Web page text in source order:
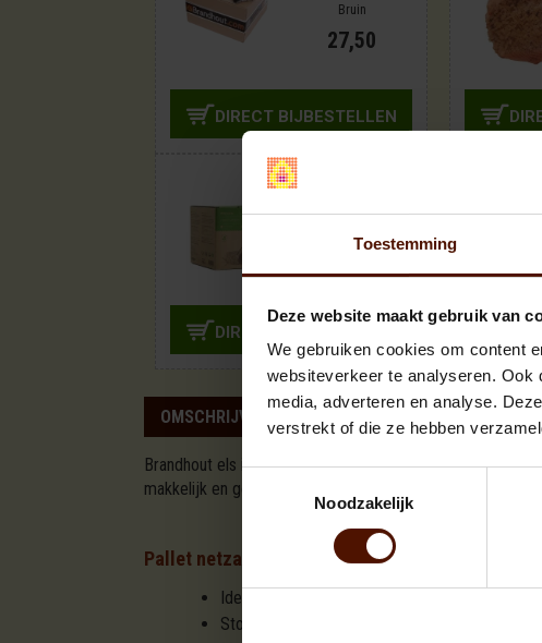
Toestemming
Deze website maakt gebruik van
We gebruiken cookies om content
websiteverkeer te analyseren.
media, adverteren en analyse.
verstrekt of die ze hebben
Noodzakelijk
Bruin
27,50
DIRECT BIJBESTELLEN
19,95
DIRECT BIJBESTELLEN
OMSCHRIJVING SPECIFICATIES
Brandhout els is een prima, zachte houtsoort dat
makkelijk en geeft een snelle warmte. Deze pallet
Pallet netzakken brandhout els ovengedroogd
Ideaal brandhout voor speksteenkachels
Stookklaar, direct te gebruiken